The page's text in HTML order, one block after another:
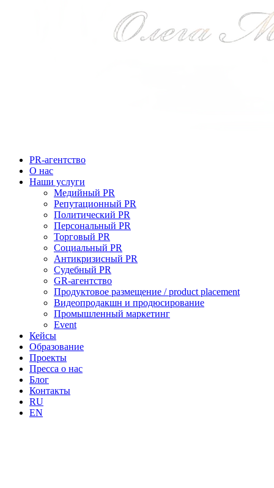
PR-агентство
О нас
Наши услуги
Медийный PR
Репутационный PR
Политический PR
Персональный PR
Торговый PR
Социальный PR
Антикризисный PR
Судебный PR
GR-агентство
Продуктовое размещение / product placement
Видеопродакшн и продюсирование
Промышленный маркетинг
Event
Кейсы
Образование
Проекты
Пресса о нас
Блог
Контакты
RU
EN